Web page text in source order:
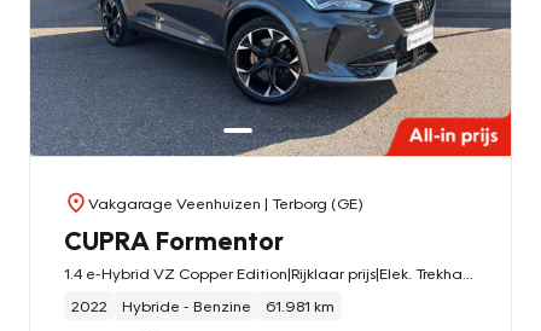
Vakgarage Veenhuizen | Terborg (GE)
CUPRA Formentor
2022
Hybride - Benzine 61.981 km